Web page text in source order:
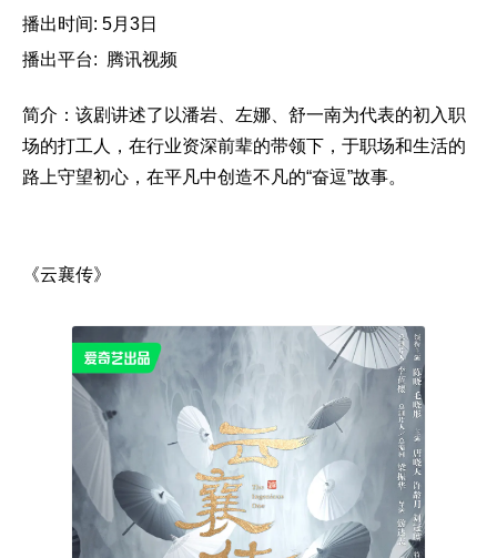
播出时间: 5月3日
播出平台: 腾讯视频
简介：该剧讲述了以潘岩、左娜、舒一南为代表的初入职
场的打工人，在行业资深前辈的带领下，于职场和生活的
路上守望初心，在平凡中创造不凡的“奋逗”故事。
《云襄传》